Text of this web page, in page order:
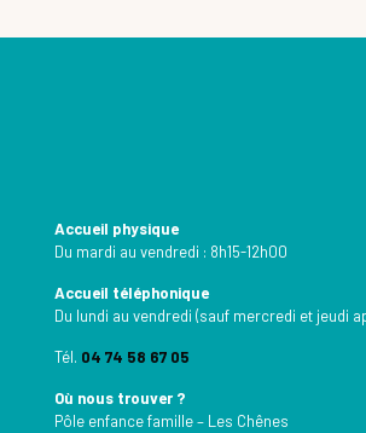
Accueil physique
Du mardi au vendredi : 8h15-12h00
Accueil téléphonique
Du lundi au vendredi (sauf mercredi et jeudi
Tél. 04 74 58 67 05
Où nous trouver ?
Pôle enfance famille – Les Chênes